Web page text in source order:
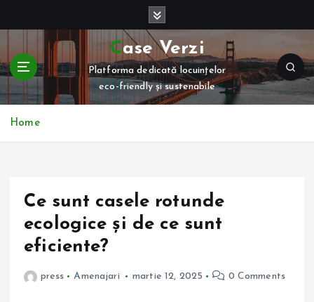
t
c
Case Verzi
Platforma dedicată locuințelor
eco-friendly și sustenabile
Home
Ce sunt casele rotunde
ecologice și de ce sunt
eficiente?
press Amenajari martie 12, 2025 0 Comments